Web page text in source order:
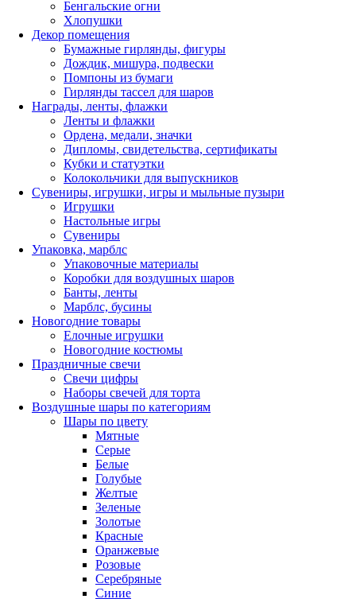
Бенгальские огни
Хлопушки
Декор помещения
Бумажные гирлянды, фигуры
Дождик, мишура, подвески
Помпоны из бумаги
Гирлянды тассел для шаров
Награды, ленты, флажки
Ленты и флажки
Ордена, медали, значки
Дипломы, свидетельства, сертификаты
Кубки и статуэтки
Колокольчики для выпускников
Сувениры, игрушки, игры и мыльные пузыри
Игрушки
Настольные игры
Сувениры
Упаковка, марблс
Упаковочные материалы
Коробки для воздушных шаров
Банты, ленты
Марблс, бусины
Новогодние товары
Елочные игрушки
Новогодние костюмы
Праздничные свечи
Свечи цифры
Наборы свечей для торта
Воздушные шары по категориям
Шары по цвету
Мятные
Серые
Белые
Голубые
Желтые
Зеленые
Золотые
Красные
Оранжевые
Розовые
Серебряные
Синие